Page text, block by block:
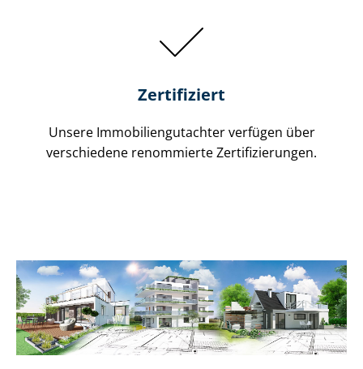
Zertifiziert
Unsere Immobilien­gutachter verfügen über
verschiedene renommierte Zer­ti­fi­zie­run­gen.